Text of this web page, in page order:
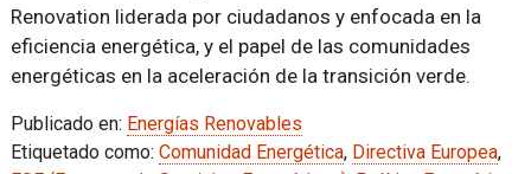
Renovation liderada por ciudadanos y enfocada en la
eficiencia energética, y el papel de las comunidades
energéticas en la aceleración de la transición verde.
Publicado en: Energías Renovables
Etiquetado como: Comunidad Energética, Directiva Europea,